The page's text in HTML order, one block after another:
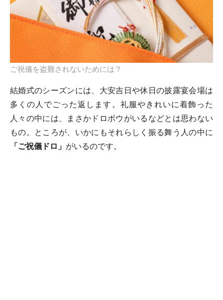
ご祝儀を盗難されないためには？
結婚式のシーズンには、大安吉日や休日の披露宴会場は
多くの人でごった返します。礼服やきれいに着飾った
人々の中には、まさかドロボウがいるなどとは思わない
もの。ところが、いかにもそれらしく振る舞う人の中に
「ご祝儀ドロ」 がいるのです。